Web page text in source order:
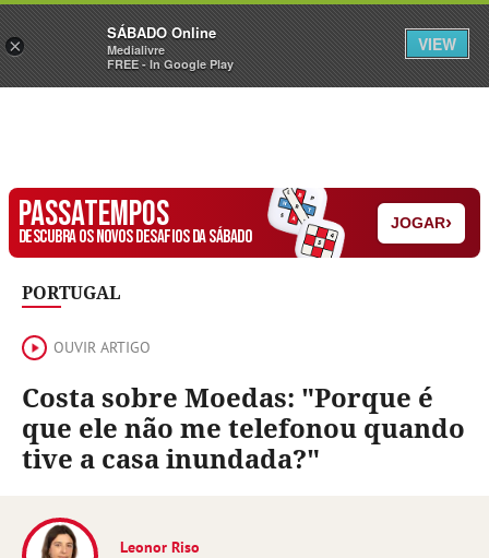
Sábado Assine Iniciar Sessão
PASSATEMPOS
DESCUBRA OS NOVOS DESAFIOS DA SÁBADO
JOGAR›
PORTUGAL
OUVIR ARTIGO
Costa sobre Moedas: "Porque é
que ele não me telefonou quando
tive a casa inundada?"
Leonor Riso
×
SÁBADO Online
Medialivre
FREE - In Google Play
VIEW